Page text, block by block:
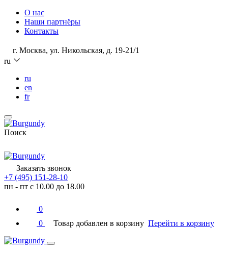
О нас
Наши партнёры
Контакты
г. Москва, ул. Никольская, д. 19-21/1
ru
ru
en
fr
Поиск
Заказать звонок
+7 (495) 151-28-10
пн - пт с 10.00 до 18.00
0
0
Товар добавлен в корзину Перейти в корзину